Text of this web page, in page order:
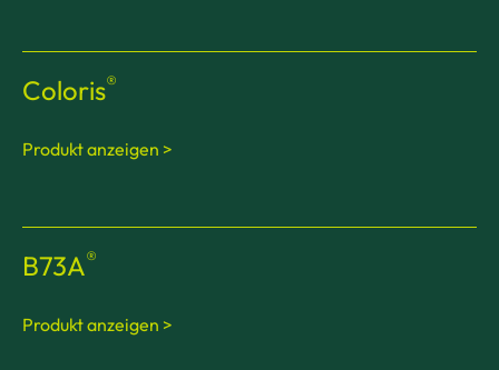
Coloris®
Produkt anzeigen >
B73A®
Produkt anzeigen >